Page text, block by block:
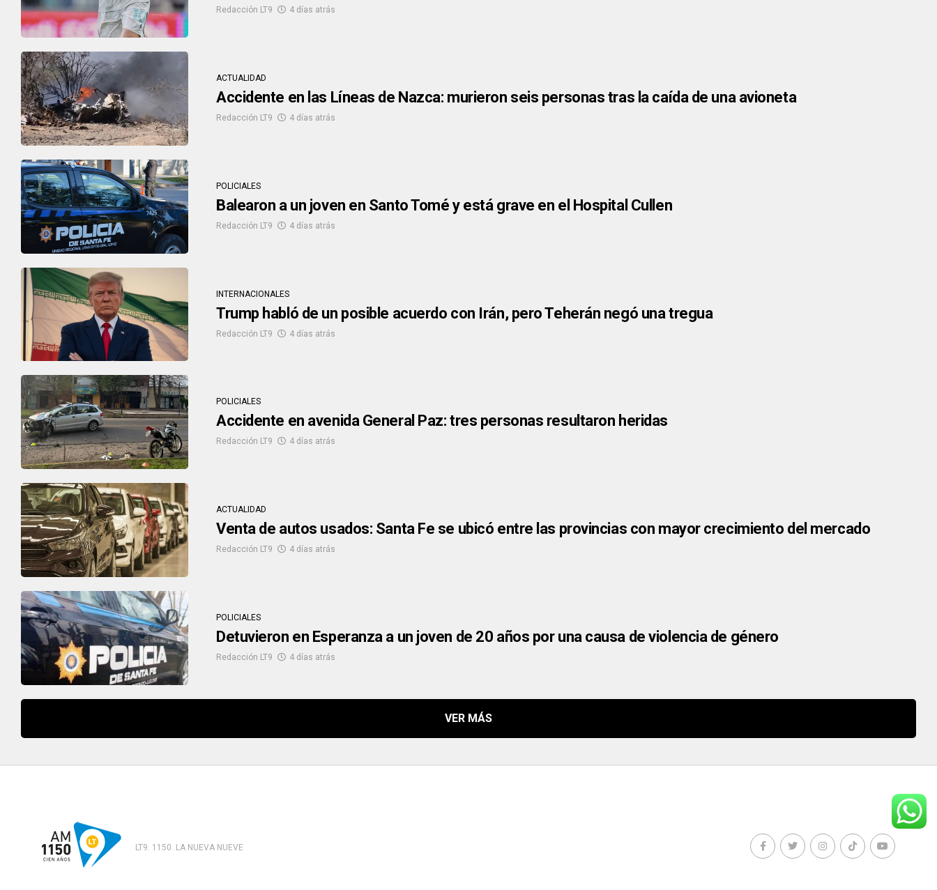
Redacción LT9 4 días atrás
ACTUALIDAD
Accidente en las Líneas de Nazca: murieron seis personas tras la caída de una avioneta
Redacción LT9 4 días atrás
POLICIALES
Balearon a un joven en Santo Tomé y está grave en el Hospital Cullen
Redacción LT9 4 días atrás
INTERNACIONALES
Trump habló de un posible acuerdo con Irán, pero Teherán negó una tregua
Redacción LT9 4 días atrás
POLICIALES
Accidente en avenida General Paz: tres personas resultaron heridas
Redacción LT9 4 días atrás
ACTUALIDAD
Venta de autos usados: Santa Fe se ubicó entre las provincias con mayor crecimiento del mercado
Redacción LT9 4 días atrás
POLICIALES
Detuvieron en Esperanza a un joven de 20 años por una causa de violencia de género
Redacción LT9 4 días atrás
LT9. 1150. LA NUEVA NUEVE